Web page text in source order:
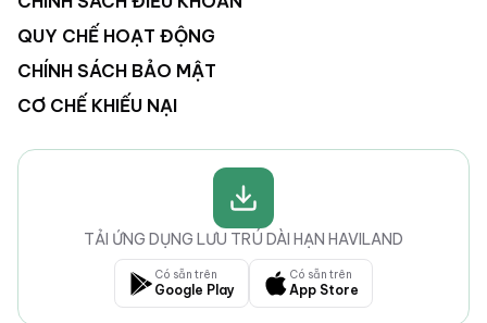
QUY CHẾ HOẠT ĐỘNG
CHÍNH SÁCH BẢO MẬT
CƠ CHẾ KHIẾU NẠI
TẢI ỨNG DỤNG LƯU TRÚ DÀI HẠN HAVILAND
Có sẵn trên
Google Play
Có sẵn trên
App Store